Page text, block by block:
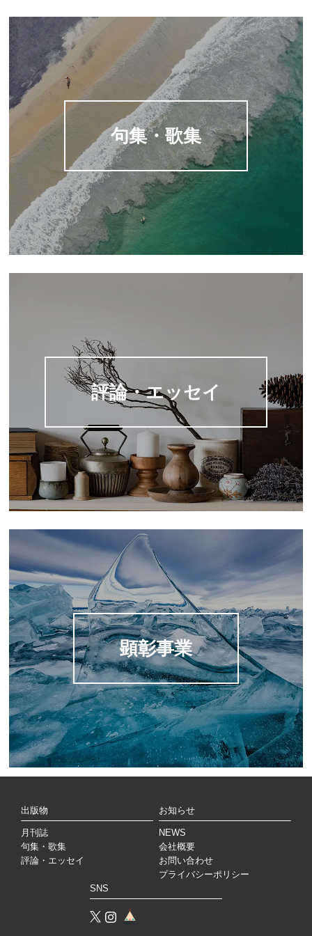
句集・歌集
評論・エッセイ
顕彰事業
出版物
月刊誌
句集・歌集
評論・エッセイ
お知らせ
NEWS
会社概要
お問い合わせ
プライバシーポリシー
SNS